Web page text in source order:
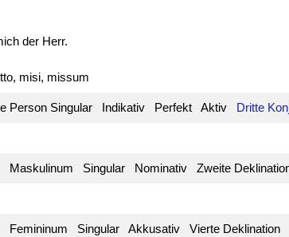
der Herr.
misi, missum
Person Singular Indikativ Perfekt Aktiv Dritte
Maskulinum Singular Nominativ Zweite
Femininum Singular Akkusativ Vierte Deklination